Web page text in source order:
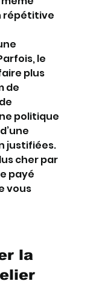
répétitive
le
plus
de
politique
justifiées.
cher par
payé
vous
la